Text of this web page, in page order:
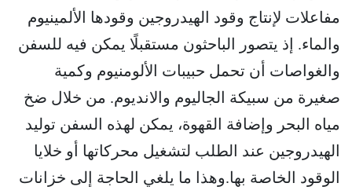
مفاعلات لإنتاج وقود الهيدروجين وقودها الألمينيوم
والماء. إذ يتصور الباحثون مستقبلًا يمكن فيه للسفن
والغواصات أن تحمل حبيبات الألومنيوم وكمية
صغيرة من سبيكة الجاليوم والانديوم. من خلال ضخ
مياه البحر وإضافة القهوة، يمكن لهذه السفن توليد
الهيدروجين عند الطلب لتشغيل محركاتها أو خلايا
الوقود الخاصة بها.وهذا ما يلغي الحاجة إلى خزانات